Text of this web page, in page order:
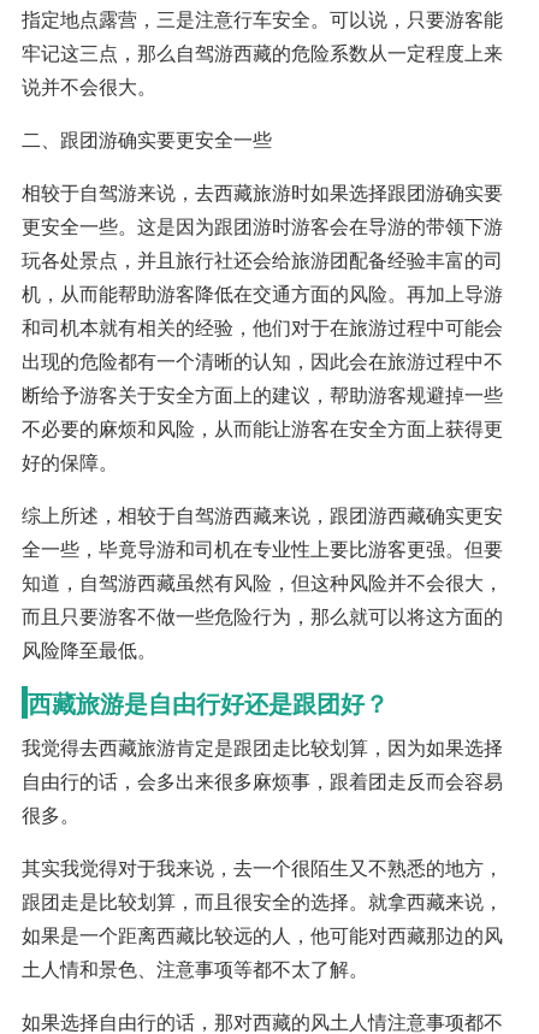
指定地点露营，三是注意行车安全。可以说，只要游客能
牢记这三点，那么自驾游西藏的危险系数从一定程度上来
说并不会很大。
二、跟团游确实要更安全一些
相较于自驾游来说，去西藏旅游时如果选择跟团游确实要
更安全一些。这是因为跟团游时游客会在导游的带领下游
玩各处景点，并且旅行社还会给旅游团配备经验丰富的司
机，从而能帮助游客降低在交通方面的风险。再加上导游
和司机本就有相关的经验，他们对于在旅游过程中可能会
出现的危险都有一个清晰的认知，因此会在旅游过程中不
断给予游客关于安全方面上的建议，帮助游客规避掉一些
不必要的麻烦和风险，从而能让游客在安全方面上获得更
好的保障。
综上所述，相较于自驾游西藏来说，跟团游西藏确实更安
全一些，毕竟导游和司机在专业性上要比游客更强。但要
知道，自驾游西藏虽然有风险，但这种风险并不会很大，
而且只要游客不做一些危险行为，那么就可以将这方面的
风险降至最低。
西藏旅游是自由行好还是跟团好？
我觉得去西藏旅游肯定是跟团走比较划算，因为如果选择
自由行的话，会多出来很多麻烦事，跟着团走反而会容易
很多。
其实我觉得对于我来说，去一个很陌生又不熟悉的地方，
跟团走是比较划算，而且很安全的选择。就拿西藏来说，
如果是一个距离西藏比较远的人，他可能对西藏那边的风
土人情和景色、注意事项等都不太了解。
如果选择自由行的话，那对西藏的风土人情注意事项都不